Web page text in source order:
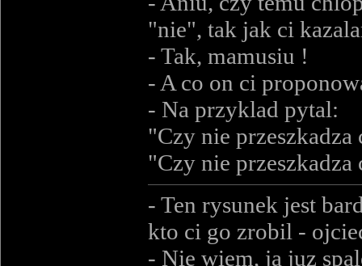
"nie", tak jak ci
- Tak, mamusiu !
- A co on ci
- Na przyklad pytal:
"Czy nie
"Czy nie
- Ten rysunek jest
kto ci go zrobil -
- Nie wiem, ja juz